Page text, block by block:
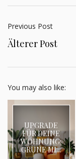
Previous Post
Älterer Post
You may also like:
UPGRADE
FÜR DEINE
WOHNUNG:
GRÜNE MI...